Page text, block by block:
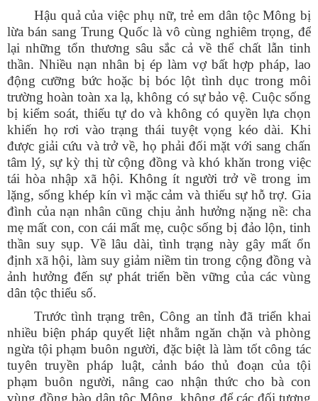
Hậu quả của việc phụ nữ, trẻ em dân tộc Mông bị
lừa bán sang Trung Quốc là vô cùng nghiêm trọng, để
lại những tổn thương sâu sắc cả về thể chất lẫn tinh
thần. Nhiều nạn nhân bị ép làm vợ bất hợp pháp, lao
động cưỡng bức hoặc bị bóc lột tình dục trong môi
trường hoàn toàn xa lạ, không có sự bảo vệ. Cuộc sống
bị kiểm soát, thiếu tự do và không có quyền lựa chọn
khiến họ rơi vào trạng thái tuyệt vọng kéo dài. Khi
được giải cứu và trở về, họ phải đối mặt với sang chấn
tâm lý, sự kỳ thị từ cộng đồng và khó khăn trong việc
tái hòa nhập xã hội. Không ít người trở về trong im
lặng, sống khép kín vì mặc cảm và thiếu sự hỗ trợ. Gia
đình của nạn nhân cũng chịu ảnh hưởng nặng nề: cha
mẹ mất con, con cái mất mẹ, cuộc sống bị đảo lộn, tinh
thần suy sụp. Về lâu dài, tình trạng này gây mất ổn
định xã hội, làm suy giảm niềm tin trong cộng đồng và
ảnh hưởng đến sự phát triển bền vững của các vùng
dân tộc thiểu số.
Trước tình trạng trên, Công an tỉnh đã triển khai
nhiều biện pháp quyết liệt nhằm ngăn chặn và phòng
ngừa tội phạm buôn người, đặc biệt là làm tốt công tác
tuyên truyền pháp luật, cảnh báo thủ đoạn của tội
phạm buôn người, nâng cao nhận thức cho bà con
vùng đồng bào dân tộc Mông, không để các đối tượng